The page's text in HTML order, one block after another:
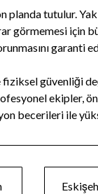
planda tutulur.
görmemesi için
garanti
fiziksel güvenliği
ekipler,
becerileri ile